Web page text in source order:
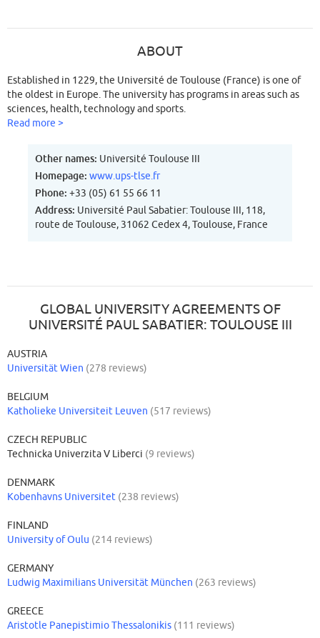
ABOUT
Established in 1229, the Université de Toulouse (France) is one of
the oldest in Europe. The university has programs in areas such as
sciences, health, technology and sports.
Read more >
Other names: Université Toulouse III
Homepage: www.ups-tlse.fr
Phone: +33 (05) 61 55 66 11
Address: Université Paul Sabatier: Toulouse III, 118,
route de Toulouse, 31062 Cedex 4, Toulouse, France
GLOBAL UNIVERSITY AGREEMENTS OF
UNIVERSITÉ PAUL SABATIER: TOULOUSE III
AUSTRIA
Universität Wien (278 reviews)
BELGIUM
Katholieke Universiteit Leuven (517 reviews)
CZECH REPUBLIC
Technicka Univerzita V Liberci (9 reviews)
DENMARK
Kobenhavns Universitet (238 reviews)
FINLAND
University of Oulu (214 reviews)
GERMANY
Ludwig Maximilians Universität München (263 reviews)
GREECE
Aristotle Panepistimio Thessalonikis (111 reviews)